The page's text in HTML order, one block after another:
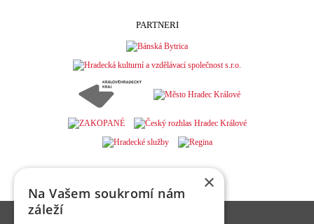
PARTNERI
×
Na Vašem soukromí nám
záleží